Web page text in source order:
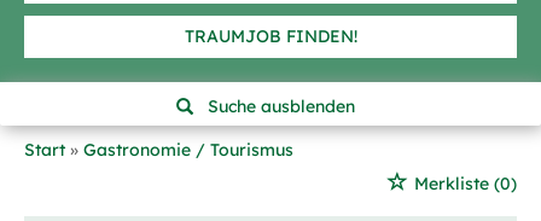
TRAUMJOB FINDEN!
Suche ausblenden
Start
Gastronomie / Tourismus
Merkliste (0)